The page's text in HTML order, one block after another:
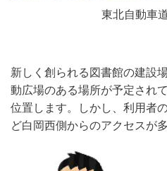
東北自動車
新しく創られる図書館の建設
動広場のある場所が予定され
位置します。しかし、利用者
ど白岡西側からのアクセスが